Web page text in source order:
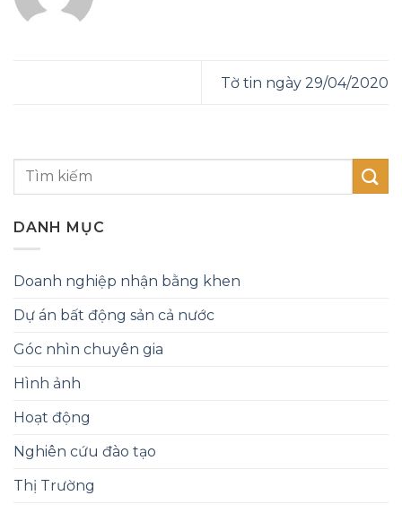
Tờ tin ngày 29/04/2020
DANH MỤC
Doanh nghiệp nhận bằng khen
Dự án bất động sản cả nước
Góc nhìn chuyên gia
Hình ảnh
Hoạt động
Nghiên cứu đào tạo
Thị Trường